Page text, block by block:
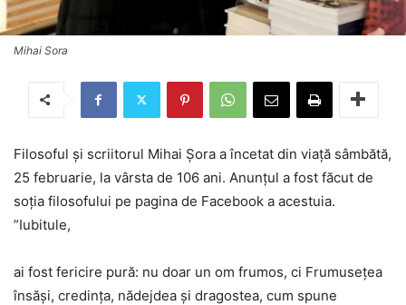
Mihai Sora
Filosoful și scriitorul Mihai Șora a încetat din viață sâmbătă,
25 februarie, la vârsta de 106 ani. Anunțul a fost făcut de
soția filosofului pe pagina de Facebook a acestuia.
”Iubitule,
ai fost fericire pură: nu doar un om frumos, ci Frumusețea
însăși, credința, nădejdea și dragostea, cum spune